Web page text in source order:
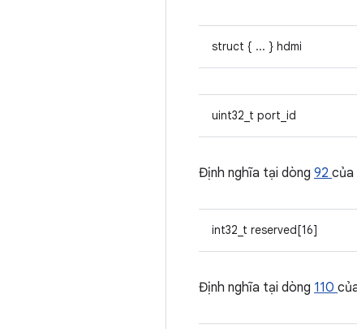
struct { ... } hdmi
uint32_t port_id
Định nghĩa tại dòng 92 của
int32_t reserved[16]
Định nghĩa tại dòng 110